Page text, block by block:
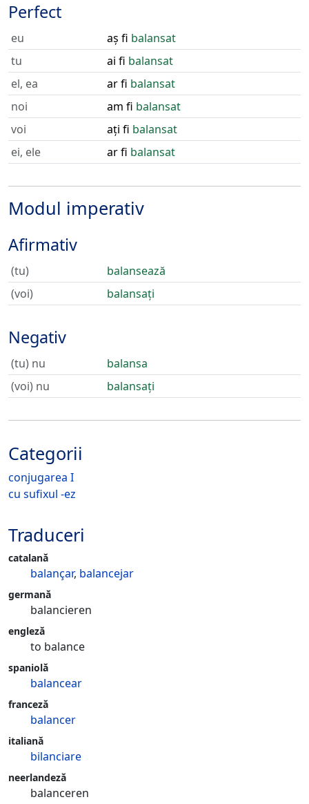
Perfect
eu aș fi balansat
tu
ai fi balansat
el, ea
ar fi balansat
noi
am fi balansat
voi
ați fi balansat
ei, ele
ar fi balansat
Modul imperativ
Afirmativ
(tu)
balansează
(voi)
balansați
Negativ
(tu) nu
balansa
(voi) nu
balansați
Categorii
conjugarea I
cu sufixul -ez
Traduceri
catalană
balançar, balancejar
germană
balancieren
engleză
to balance
spaniolă
balancear
franceză
balancer
italiană
bilanciare
neerlandeză
balanceren